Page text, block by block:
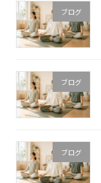
ブログ
ブログ
ブログ